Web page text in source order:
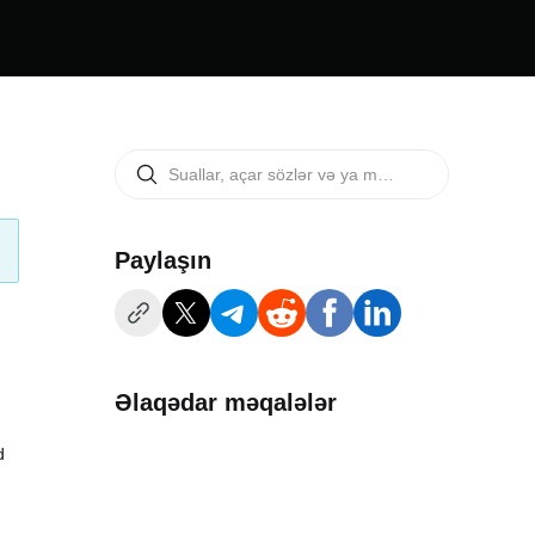
Paylaşın
Əlaqədar məqalələr